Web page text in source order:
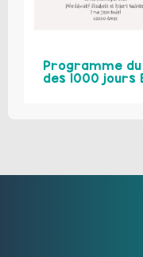
Programme du
des 1000 jours